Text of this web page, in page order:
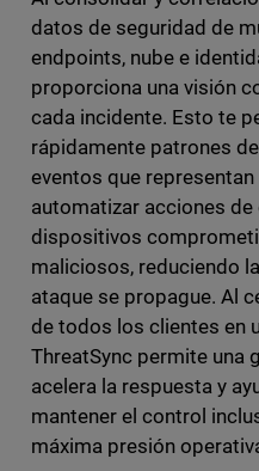
datos de seguridad de
endpoints, nube e
proporciona una visión
cada incidente. Esto te
rápidamente patrones
eventos que
automatizar acciones
dispositivos
maliciosos, reduciendo
ataque se propague. Al
de todos los clientes en
ThreatSync permite una
acelera la respuesta y
mantener el control
máxima presión